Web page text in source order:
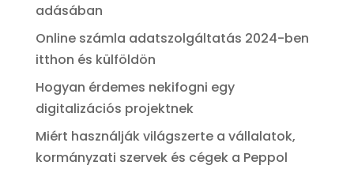
adásában
Online számla adatszolgáltatás 2024-ben
itthon és külföldön
Hogyan érdemes nekifogni egy
digitalizációs projektnek
Miért használják világszerte a vállalatok,
kormányzati szervek és cégek a Peppol